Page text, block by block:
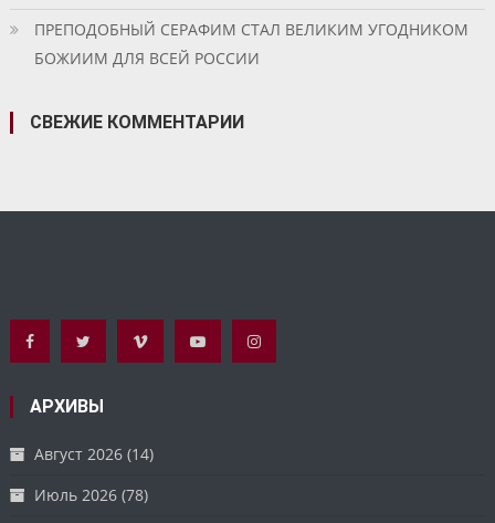
ПРЕПОДОБНЫЙ СЕРАФИМ СТАЛ ВЕЛИКИМ УГОДНИКОМ
БОЖИИМ ДЛЯ ВСЕЙ РОССИИ
СВЕЖИЕ КОММЕНТАРИИ
АРХИВЫ
Август 2026 (14)
Июль 2026 (78)